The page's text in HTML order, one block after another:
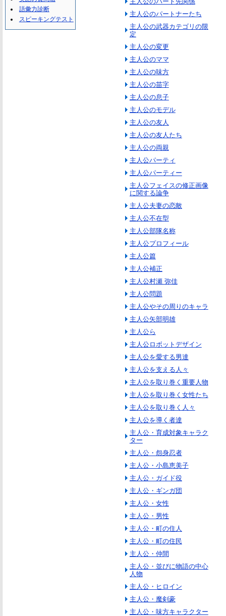
主人公のパートナーたち
主人公の武器カテゴリの限
定
主人公の変更
主人公のママ
主人公の味方
主人公の苗字
主人公の息子
主人公のモデル
主人公の友人
主人公の友人たち
主人公の両親
主人公パーティ
主人公パーティー
主人公フェイスの修正画像
に関する論争
主人公夫妻の恋敵
主人公不在型
主人公部隊名称
主人公プロフィール
主人公篇
主人公補正
主人公村瀬 弥佳
主人公問題
主人公やその周りのキャラ
主人公矢部明雄
主人公ら
主人公ロボットデザイン
主人公を愛する男達
主人公を支える人々
主人公を取り巻く重要人物
主人公を取り巻く女性たち
主人公を取り巻く人々
主人公を導く者達
主人公・育成対象キャラク
ター
主人公・怨身忍者
主人公・小島恵美子
主人公・ガイド役
主人公・ギンガ団
主人公・女性
主人公・男性
主人公・町の住人
主人公・町の住民
主人公・仲間
主人公・並びに物語の中心
人物
主人公・ヒロイン
主人公・魔剣豪
主人公・味方キャラクター
語彙力診断
スピーキングテスト